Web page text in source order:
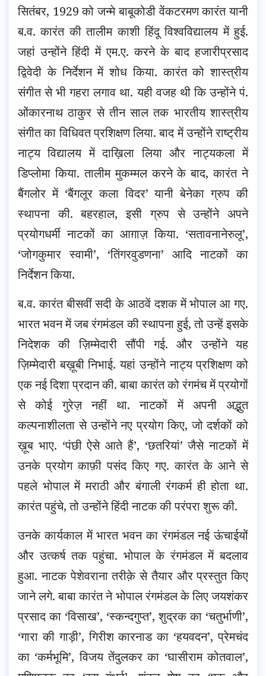
सितंबर, 1929 को जन्मे बाबूकोडी वेंकटरमण कारंत यानी
ब.व. कारंत की तालीम काशी हिंदू विश्वविद्यालय में हुई.
जहां उन्होंने हिंदी में एम.ए. करने के बाद हजारीप्रसाद
द्विवेदी के निर्देशन में शोध किया. कारंत को शास्त्रीय
संगीत से भी गहरा लगाव था. यही वजह थी कि उन्होंने पं.
ओंकारनाथ ठाकुर से तीन साल तक भारतीय शास्त्रीय
संगीत का विधिवत प्रशिक्षण लिया. बाद में उन्होंने राष्ट्रीय
नाट्य विद्यालय में दाख़िला लिया और नाट्यकला में
डिप्लोमा किया. तालीम मुकम्मल करने के बाद, कारंत ने
बैंगलोर में ‘बैंगलूर कला विदर’ यानी बेनेका ग्रुप की
स्थापना की. बहरहाल, इसी ग्रुप से उन्होंने अपने
प्रयोगधर्मी नाटकों का आग़ाज़ किया. ‘सतावनानेरुलू’,
‘जोगकुमार स्वामी’, ‘तिंगरवुडणना’ आदि नाटकों का
निर्देशन किया.
ब.व. कारंत बीसवीं सदी के आठवें दशक में भोपाल आ गए.
भारत भवन में जब रंगमंडल की स्थापना हुई, तो उन्हें इसके
निदेशक की ज़िम्मेदारी सौंपी गई. और उन्होंने यह
ज़िम्मेदारी बख़ूबी निभाई. यहां उन्होंने नाट्य प्रशिक्षण को
एक नई दिशा प्रदान की. बाबा कारंत को रंगमंच में प्रयोगों
से कोई गुरेज़ नहीं था. नाटकों में अपनी अद्भुत
कल्पनाशीलता से उन्होंने नए प्रयोग किए, जो दर्शकों को
ख़ूब भाए. ‘पंछी ऐसे आते हैं’, ‘छतरियां’ जैसे नाटकों में
उनके प्रयोग काफ़ी पसंद किए गए. कारंत के आने से
पहले भोपाल में मराठी और बंगाली रंगकर्म ही होता था.
कारंत पहुंचे, तो उन्होंने हिंदी नाटक की परंपरा शुरू की.
उनके कार्यकाल में भारत भवन का रंगमंडल नई ऊंचाईयों
और उत्कर्ष तक पहुंचा. भोपाल के रंगमंडल में बदलाव
हुआ. नाटक पेशेवराना तरीक़े से तैयार और प्रस्तुत किए
जाने लगे. बाबा कारंत ने भोपाल रंगमंडल के लिए जयशंकर
प्रसाद का ‘विसाख’, ‘स्कन्दगुप्त’, शुद्रक का ‘चतुर्भाणी’,
‘गारा की गाड़ी’, गिरीश कारनाड का ‘हयवदन’, प्रेमचंद
का ‘कर्मभूमि’, विजय तेंदुलकर का ‘घासीराम कोतवाल’,